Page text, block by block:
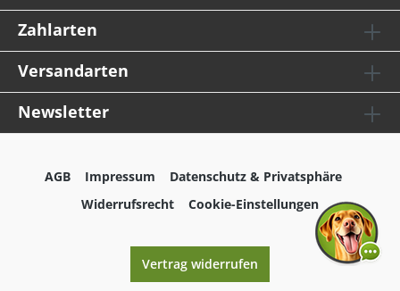
Zahlarten
Versandarten
Newsletter
AGB Impressum
Datenschutz & Privatsphäre
Widerrufsrecht
Cookie-Einstellungen
Vertrag widerrufen